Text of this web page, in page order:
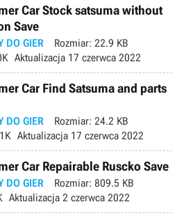
Car Stock satsuma without
Save
DO GIER Rozmiar: 22.9 KB
Aktualizacja 17 czerwca 2022
Car Find Satsuma and parts
DO GIER Rozmiar: 24.2 KB
Aktualizacja 17 czerwca 2022
Car Repairable Ruscko Save
DO GIER Rozmiar: 809.5 KB
Aktualizacja 2 czerwca 2022